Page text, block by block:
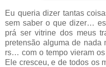
Eu queria dizer tantas
sem saber o que dizer…
prá ser vitrine dos meus
pretensão alguma de
rs… com o tempo vieram
Ele cresceu, e de todos os